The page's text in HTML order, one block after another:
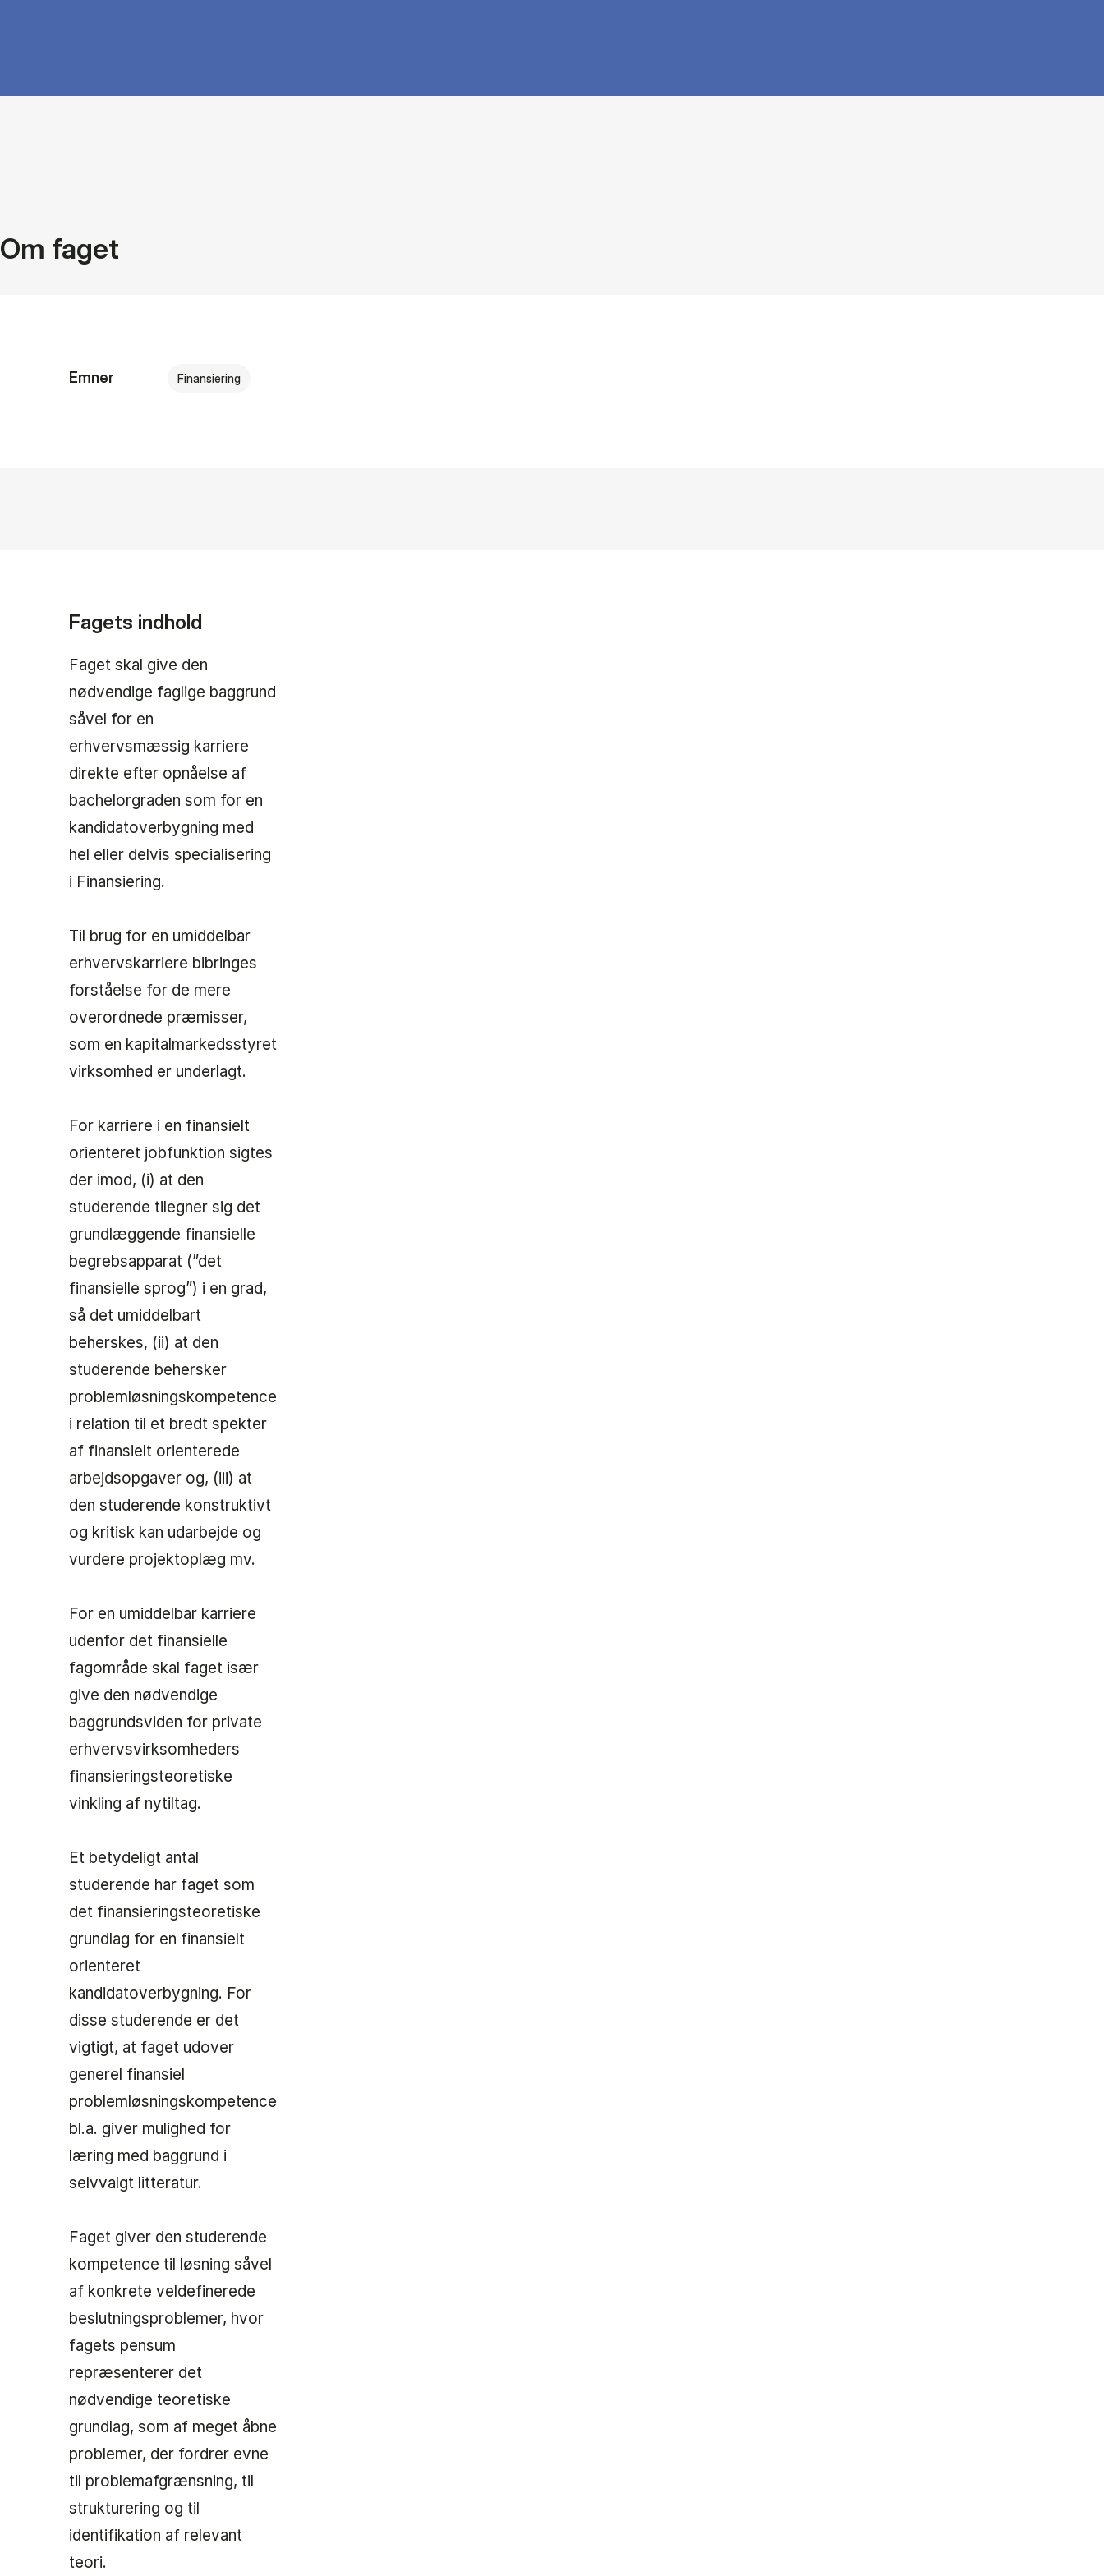
Om faget
Emner Finansiering
Fagets indhold
Faget skal give den
nødvendige faglige baggrund
såvel for en
erhvervsmæssig karriere
direkte efter opnåelse af
bachelorgraden som for en
kandidatoverbygning med
hel eller delvis specialisering
i Finansiering.
Til brug for en umiddelbar
erhvervskarriere bibringes
forståelse for de mere
overordnede præmisser,
som en kapitalmarkedsstyret
virksomhed er underlagt.
For karriere i en finansielt
orienteret jobfunktion sigtes
der imod, (i) at den
studerende tilegner sig det
grundlæggende finansielle
begrebsapparat (”det
finansielle sprog”) i en grad,
så det umiddelbart
beherskes, (ii) at den
studerende behersker
problemløsningskompetence
i relation til et bredt spekter
af finansielt orienterede
arbejdsopgaver og, (iii) at
den studerende konstruktivt
og kritisk kan udarbejde og
vurdere projektoplæg mv.
For en umiddelbar karriere
udenfor det finansielle
fagområde skal faget især
give den nødvendige
baggrundsviden for private
erhvervsvirksomheders
finansieringsteoretiske
vinkling af nytiltag.
Et betydeligt antal
studerende har faget som
det finansieringsteoretiske
grundlag for en finansielt
orienteret
kandidatoverbygning. For
disse studerende er det
vigtigt, at faget udover
generel finansiel
problemløsningskompetence
bl.a. giver mulighed for
læring med baggrund i
selvvalgt litteratur.
Faget giver den studerende
kompetence til løsning såvel
af konkrete veldefinerede
beslutningsproblemer, hvor
fagets pensum
repræsenterer det
nødvendige teoretiske
grundlag, som af meget åbne
problemer, der fordrer evne
til problemafgrænsning, til
strukturering og til
identifikation af relevant
teori.